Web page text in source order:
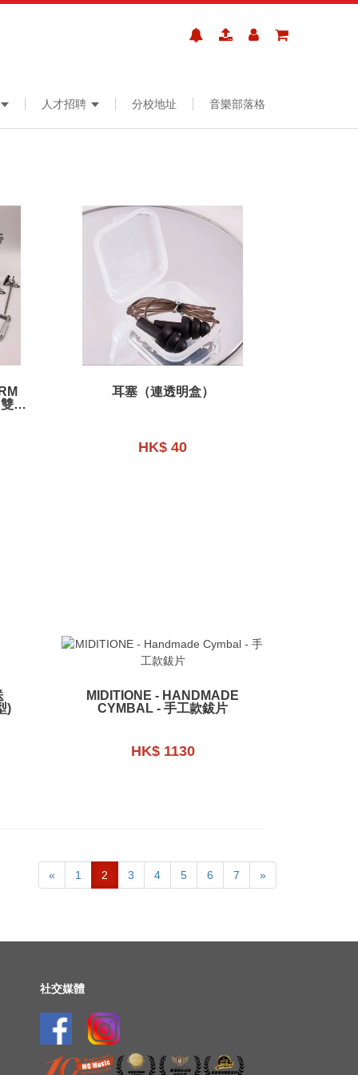
人才招聘 分校地址 音樂部落格
腳
耳塞（連透明盒）
HK$ 40
)
MIDITIONE - HANDMADE
CYMBAL - 手工款鈸片
HK$ 1130
« 1 2 3 4 5 6 7 »
社交媒體